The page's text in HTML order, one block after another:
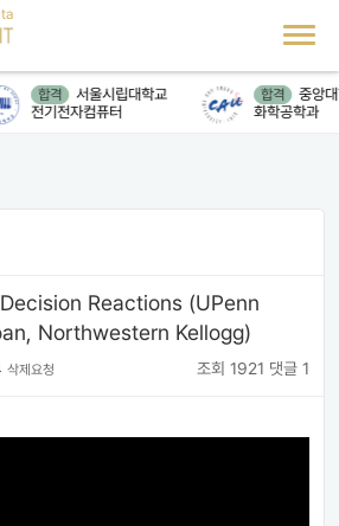
합격
서울시립대학교
전기전자컴퓨터
합격
중앙대
화학공학과
Reactions (UPenn
Northwestern Kellogg)
삭제요청 조회 1921 댓글 1